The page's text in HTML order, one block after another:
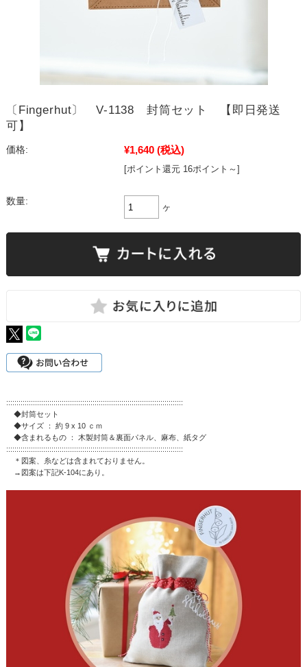
〔Fingerhut〕 V-1138 封筒セット 【即日発送
可】
価格: ¥1,640 (税込)
[ポイント還元 16ポイント～]
数量:
ヶ
::::::::::::::::::::::::::::::::::::::::::::::::::::::::::::::::::::::::::::::::::::::
◆封筒セット
◆サイズ ： 約 9 x 10 ｃｍ
◆含まれるもの ： 木製封筒＆裏面パネル、麻布、紙タグ
::::::::::::::::::::::::::::::::::::::::::::::::::::::::::::::::::::::::::::::::::::::
＊図案、糸などは含まれておりません。
→図案は下記K-104にあり。